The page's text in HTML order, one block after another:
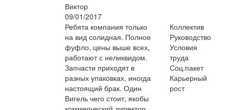
Виктор
09/01/2017
Ребята компания только
на вид солидная. Полное
фуфло, цены выше всех,
работают с неликвидом.
Запчасти приходят в
разных упаковках, иногда
настоящий брак. Один
Вигель чего стоит, якобы
Коллектив
Руководство
Условия
труда
Соц.пакет
Карьерный
рост